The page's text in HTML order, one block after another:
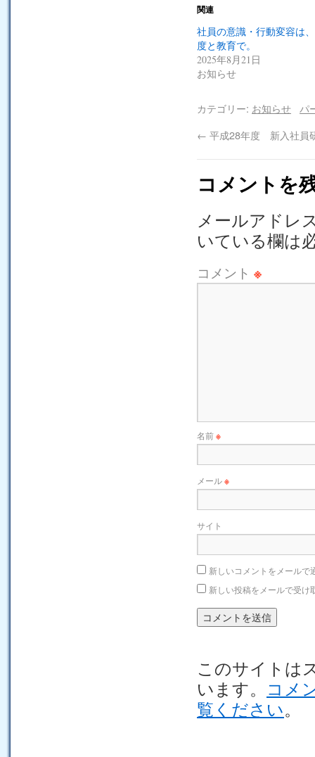
関連
社員の意識・行動変容は
度と教育で。
2025年8月21日
お知らせ
カテゴリー: お知らせ
パ
← 平成28年度 新入社
コメントを
メールアドレ
いている欄は
コメント ※
名前※
メール※
サイト
新しいコメントをメールで
新しい投稿をメールで受け
このサイトは
います。 コメ
覧ください。